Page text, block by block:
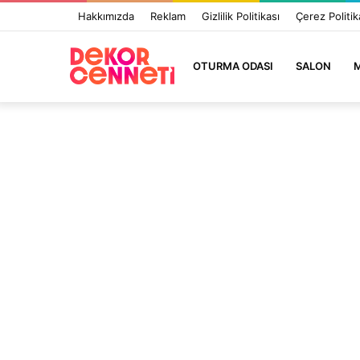
Hakkımızda Reklam Gizlilik Politikası Çerez
OTURMA ODASI SALON